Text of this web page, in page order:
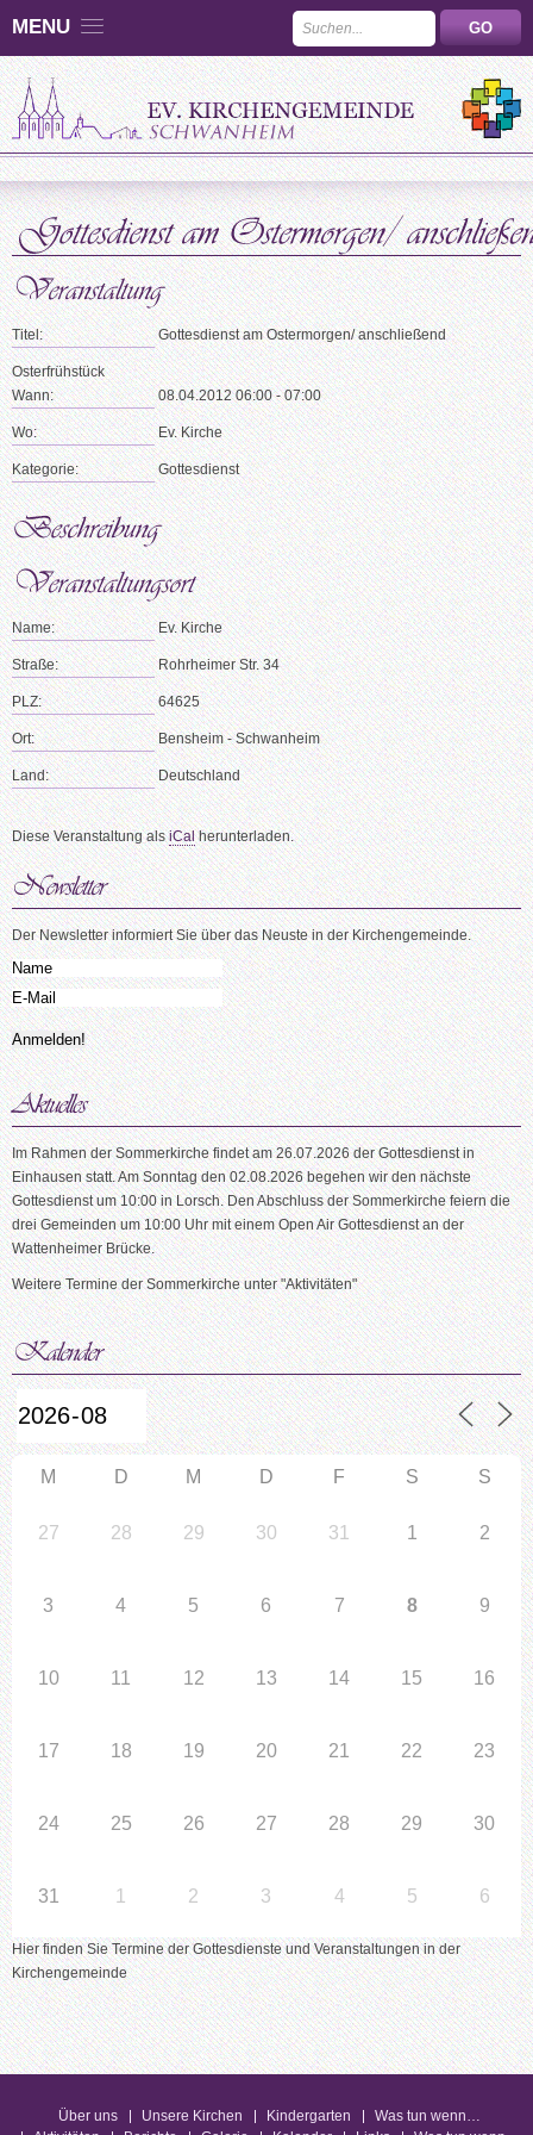
MENU
Titel: Gottesdienst am Ostermorgen/ anschließend
Osterfrühstück
Wann:
08.04.2012 06:00 - 07:00
Wo: Ev. Kirche
Kategorie: Gottesdienst
Name: Ev. Kirche
Straße: Rohrheimer Str. 34
PLZ: 64625
Ort: Bensheim - Schwanheim
Land: Deutschland
Diese Veranstaltung alsiCalherunterladen.
Der Newsletter informiert Sie über das Neuste in der Kirchengemeinde.
Im Rahmen der Sommerkirche findet am 26.07.2026 der Gottesdienst in
Einhausen statt. Am Sonntag den 02.08.2026 begehen wir den nächste
Gottesdienst um 10:00 in Lorsch. Den Abschluss der Sommerkirche feiern die
drei Gemeinden um 10:00 Uhr mit einem Open Air Gottesdienst an der
Wattenheimer Brücke.
Weitere Termine der Sommerkirche unter "Aktivitäten"
M D M D F S S
27 28 29 30 31 1 2
3 4 5 6 7 8 9
10 11 12 13 14 15 16
17 18 19 20 21 22 23
24 25 26 27 28 29 30
31 1 2 3 4 5 6
Hier finden Sie Termine der Gottesdienste und Veranstaltungen in der
Kirchengemeinde
Über uns Unsere Kirchen Kindergarten
Was tun wenn…